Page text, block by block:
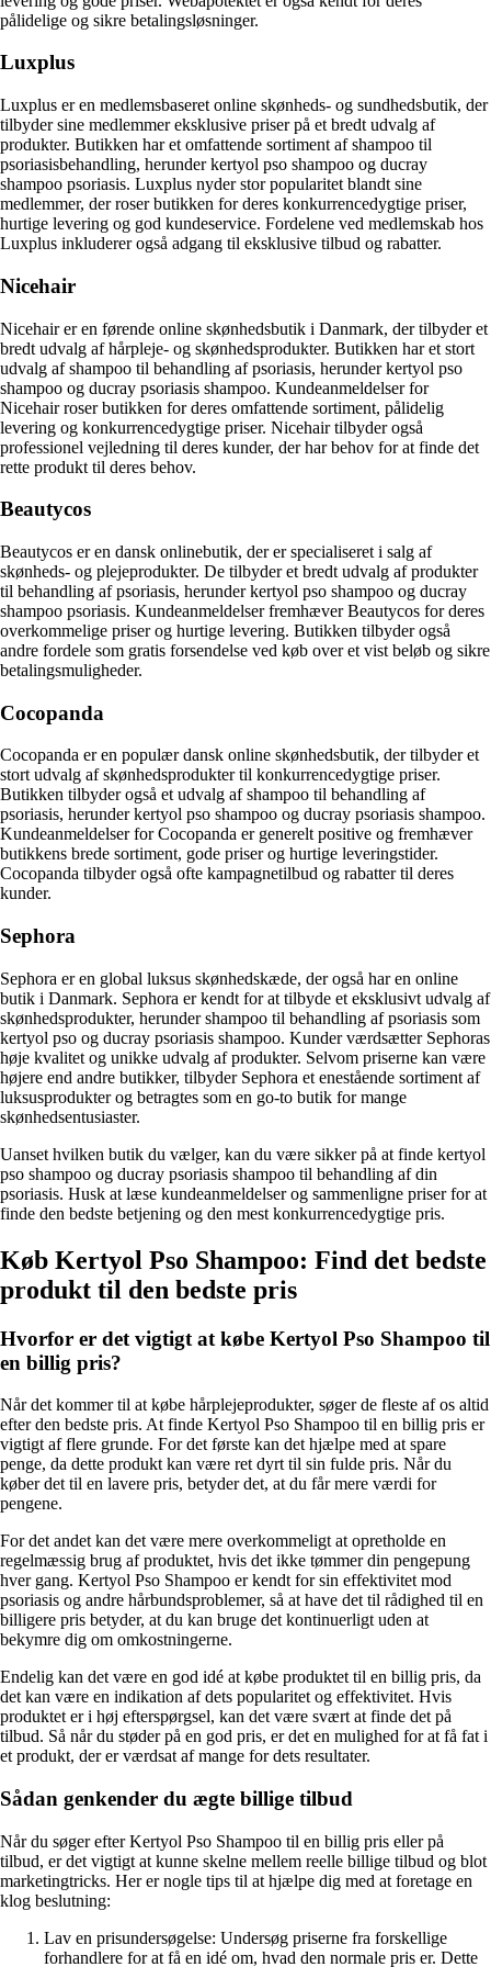
pålidelige og sikre betalingsløsninger.
Luxplus
Luxplus er en medlemsbaseret online skønheds- og sundhedsbutik, der
tilbyder sine medlemmer eksklusive priser på et bredt udvalg af
produkter. Butikken har et omfattende sortiment af shampoo til
psoriasisbehandling, herunder kertyol pso shampoo og ducray
shampoo psoriasis. Luxplus nyder stor popularitet blandt sine
medlemmer, der roser butikken for deres konkurrencedygtige priser,
hurtige levering og god kundeservice. Fordelene ved medlemskab hos
Luxplus inkluderer også adgang til eksklusive tilbud og rabatter.
Nicehair
Nicehair er en førende online skønhedsbutik i Danmark, der tilbyder et
bredt udvalg af hårpleje- og skønhedsprodukter. Butikken har et stort
udvalg af shampoo til behandling af psoriasis, herunder kertyol pso
shampoo og ducray psoriasis shampoo. Kundeanmeldelser for
Nicehair roser butikken for deres omfattende sortiment, pålidelig
levering og konkurrencedygtige priser. Nicehair tilbyder også
professionel vejledning til deres kunder, der har behov for at finde det
rette produkt til deres behov.
Beautycos
Beautycos er en dansk onlinebutik, der er specialiseret i salg af
skønheds- og plejeprodukter. De tilbyder et bredt udvalg af produkter
til behandling af psoriasis, herunder kertyol pso shampoo og ducray
shampoo psoriasis. Kundeanmeldelser fremhæver Beautycos for deres
overkommelige priser og hurtige levering. Butikken tilbyder også
andre fordele som gratis forsendelse ved køb over et vist beløb og sikre
betalingsmuligheder.
Cocopanda
Cocopanda er en populær dansk online skønhedsbutik, der tilbyder et
stort udvalg af skønhedsprodukter til konkurrencedygtige priser.
Butikken tilbyder også et udvalg af shampoo til behandling af
psoriasis, herunder kertyol pso shampoo og ducray psoriasis shampoo.
Kundeanmeldelser for Cocopanda er generelt positive og fremhæver
butikkens brede sortiment, gode priser og hurtige leveringstider.
Cocopanda tilbyder også ofte kampagnetilbud og rabatter til deres
kunder.
Sephora
Sephora er en global luksus skønhedskæde, der også har en online
butik i Danmark. Sephora er kendt for at tilbyde et eksklusivt udvalg af
skønhedsprodukter, herunder shampoo til behandling af psoriasis som
kertyol pso og ducray psoriasis shampoo. Kunder værdsætter Sephoras
høje kvalitet og unikke udvalg af produkter. Selvom priserne kan være
højere end andre butikker, tilbyder Sephora et enestående sortiment af
luksusprodukter og betragtes som en go-to butik for mange
skønhedsentusiaster.
Uanset hvilken butik du vælger, kan du være sikker på at finde kertyol
pso shampoo og ducray psoriasis shampoo til behandling af din
psoriasis. Husk at læse kundeanmeldelser og sammenligne priser for at
finde den bedste betjening og den mest konkurrencedygtige pris.
Køb Kertyol Pso Shampoo: Find det bedste
produkt til den bedste pris
Hvorfor er det vigtigt at købe Kertyol Pso Shampoo til
en billig pris?
Når det kommer til at købe hårplejeprodukter, søger de fleste af os altid
efter den bedste pris. At finde Kertyol Pso Shampoo til en billig pris er
vigtigt af flere grunde. For det første kan det hjælpe med at spare
penge, da dette produkt kan være ret dyrt til sin fulde pris. Når du
køber det til en lavere pris, betyder det, at du får mere værdi for
pengene.
For det andet kan det være mere overkommeligt at opretholde en
regelmæssig brug af produktet, hvis det ikke tømmer din pengepung
hver gang. Kertyol Pso Shampoo er kendt for sin effektivitet mod
psoriasis og andre hårbundsproblemer, så at have det til rådighed til en
billigere pris betyder, at du kan bruge det kontinuerligt uden at
bekymre dig om omkostningerne.
Endelig kan det være en god idé at købe produktet til en billig pris, da
det kan være en indikation af dets popularitet og effektivitet. Hvis
produktet er i høj efterspørgsel, kan det være svært at finde det på
tilbud. Så når du støder på en god pris, er det en mulighed for at få fat i
et produkt, der er værdsat af mange for dets resultater.
Sådan genkender du ægte billige tilbud
Når du søger efter Kertyol Pso Shampoo til en billig pris eller på
tilbud, er det vigtigt at kunne skelne mellem reelle billige tilbud og blot
marketingtricks. Her er nogle tips til at hjælpe dig med at foretage en
klog beslutning:
Lav en prisundersøgelse: Undersøg priserne fra forskellige
forhandlere for at få en idé om, hvad den normale pris er. Dette